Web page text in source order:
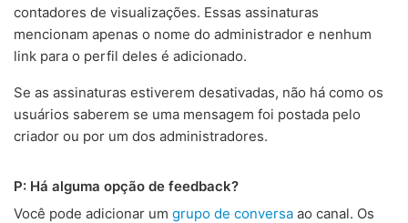
contadores de visualizações. Essas assinaturas
mencionam apenas o nome do administrador e nenhum
link para o perfil deles é adicionado.
Se as assinaturas estiverem desativadas, não há como os
usuários saberem se uma mensagem foi postada pelo
criador ou por um dos administradores.
P: Há alguma opção de feedback?
Você pode adicionar um grupo de conversa ao canal. Os